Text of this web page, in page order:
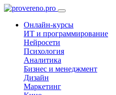
Онлайн-курсы
ИТ и программирование
Нейросети
Психология
Аналитика
Бизнес и менеджмент
Дизайн
Маркетинг